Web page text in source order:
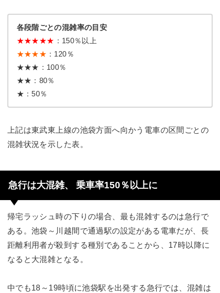
各段階ごとの混雑率の目安
★★★★★ ：150％以上
★★★★ ：120％
★★★：100％
★★：80％
★：50％
上記は東武東上線の池袋方面へ向かう電車の区間ごとの
混雑状況を示した表。
急行は大混雑、 乗車率150％以上に
帰宅ラッシュ時の下りの場合、最も混雑するのは急行で
ある。池袋～川越間で通過駅の設定がある電車だが、長
距離利用者が殺到する種別であることから、17時以降に
なると大混雑となる。
中でも18～19時頃に池袋駅を出発する急行では、混雑は